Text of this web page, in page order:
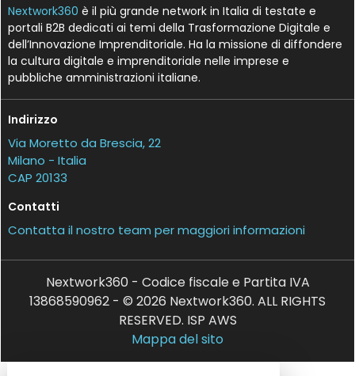
Nextwork360 è il più grande network in Italia di testate e
portali B2B dedicati ai temi della Trasformazione Digitale e
dell’Innovazione Imprenditoriale. Ha la missione di diffondere
la cultura digitale e imprenditoriale nelle imprese e
pubbliche amministrazioni italiane.
Indirizzo
Via Moretto da Brescia, 22
Milano - Italia
CAP 20133
Contatti
Contatta il nostro team per maggiori informazioni
Nextwork360 - Codice fiscale e Partita IVA
13868590962 - © 2026 Nextwork360. ALL RIGHTS
RESERVED. ISP AWS
Mappa del sito